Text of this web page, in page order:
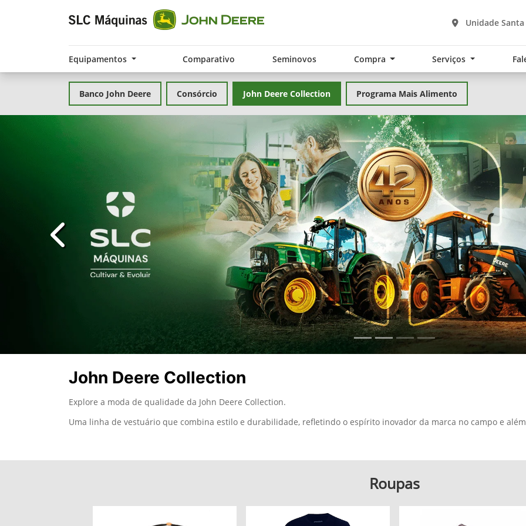
Unidade
Equipamentos Comparativo Seminovos Compra Serviços
Banco John Deere Consórcio John Deere Collection Programa Mais Alimento
templates.template-01.components.carousel.texts.control_prev
John Deere Collection
Explore a moda de qualidade da John Deere Collection.
Uma linha de vestuário que combina estilo e durabilidade, refletindo o espírito inovador da marca no campo e
Roupas